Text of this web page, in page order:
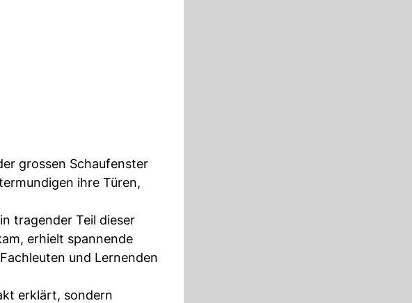
grossen Schaufenster
ihre Türen,
tragender Teil dieser
erhielt spannende
und Lernenden
erklärt, sondern